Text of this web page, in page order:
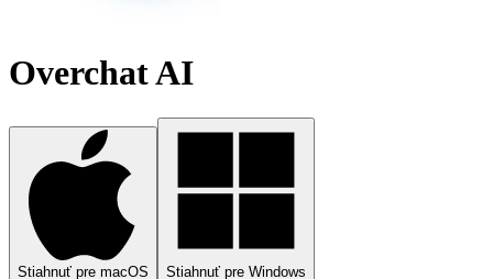
Overchat AI
Stiahnuť pre macOS Stiahnuť pre Windows